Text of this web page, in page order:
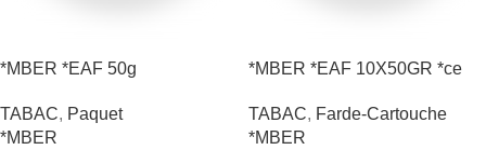
*MBER *EAF 50g
TABAC, Paquet
*MBER
*MBER *EAF 10X50GR *ce
TABAC, Farde-Cartouche
*MBER